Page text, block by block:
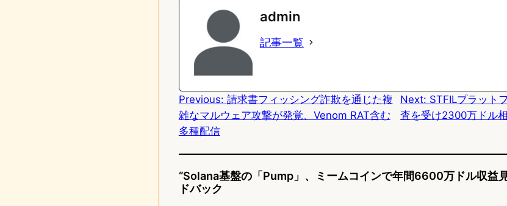
e
o
n
y
o
k
admin
記事一覧
Previous: 請求書フィッシング詐欺を通じた複
雑なマルウェア攻撃が発覚、Venom RAT含む
多種配信
Next: STFILプラット
査を受け2300万ドル
“Solana基盤の「Pump」、ミームコインで年間6600万ドル収益
ドバック